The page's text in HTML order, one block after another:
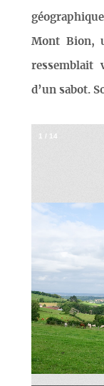
Mont Bion,
ressemblait
d’un sabot.
1 / 14